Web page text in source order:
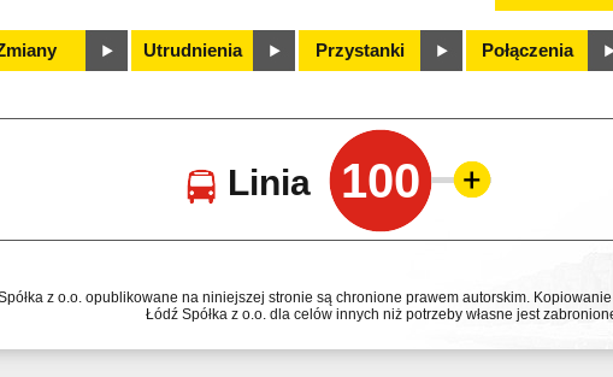
Utrudnienia Przystanki Połączenia
Linia 100
z o.o. opublikowane na niniejszej stronie są chronione prawem autorskim.
Łódź Spółka z o.o. dla celów innych niż potrzeby własne jest